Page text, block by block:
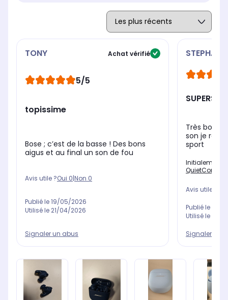
TONY Achat vérifié
5/5
topissime
Bose ; c’est de la basse ! Des bons
aigus et au final un son de fou
Avis utile ?Oui 0|Non 0
Publié le19/05/2026
Utilisé le 21/04/2026
Signaler un abus
STEPHANIE
SUPERS
Très bon
son je
sport
Initialement
Avis utile ?
Publié le
Utilisé le
Signaler un